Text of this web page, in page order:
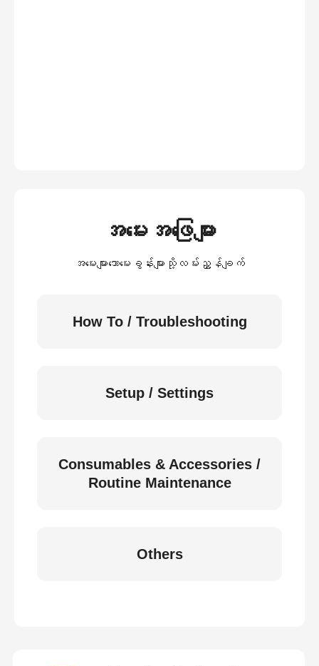
အမေးအဖြေများ
အမေးများသောမေးခွန်းများသို့လမ်းညွှန်ချက်
How To / Troubleshooting
Setup / Settings
Consumables & Accessories /
Routine Maintenance
Others